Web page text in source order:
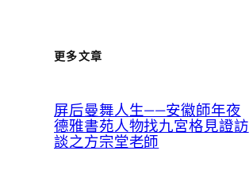
更多文章
屏后曼舞人生——安徽師年夜
德雅書苑人物找九宮格見證訪
談之方宗堂老師